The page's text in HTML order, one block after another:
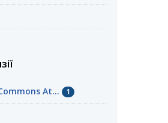
At... 1